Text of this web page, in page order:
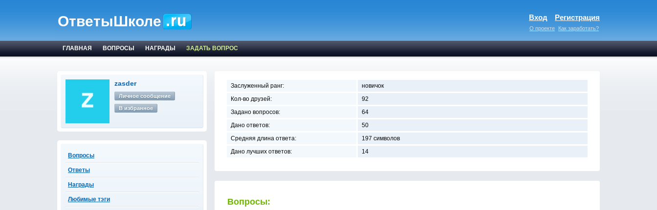
ОтветыШколе Вход Регистрация
О проекте Как заработать?
ГЛАВНАЯ ВОПРОСЫ НАГРАДЫ ЗАДАТЬ ВОПРОС
zasder
Личное сообщение
В избранное
Вопросы
Ответы
Награды
Любимые тэги
Заслуженный ранг:
новичок
Кол-во друзей:
92
Задано вопросов:
64
Дано ответов:
50
Средняя длина ответа:
197 символов
Дано лучших ответов:
14
Вопросы: